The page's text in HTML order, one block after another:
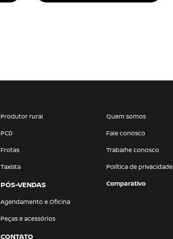
Produtor rural
PCD
Frotas
Taxista
PÓS-VENDAS
Agendamento e Oficina
Peças e acessórios
CONTATO
Quem somos
Fale conosco
Trabalhe conosco
Política de privacidade
Comparativo